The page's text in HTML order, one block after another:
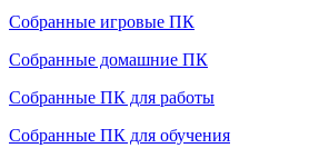
Собранные игровые ПК
Собранные домашние ПК
Собранные ПК для работы
Собранные ПК для обучения